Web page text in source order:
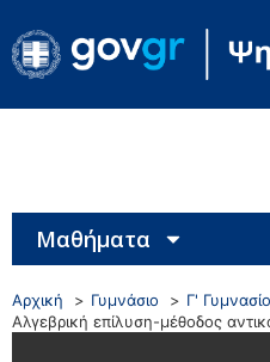
Μαθήματα
Αρχική Γυμνάσιο Γ'
Αλγεβρική επίλυση-μέθοδος